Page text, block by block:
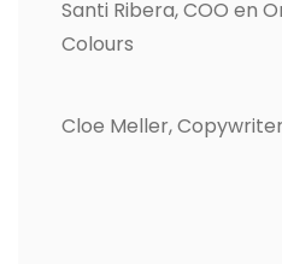
Santi Ribera, COO en
Colours
Cloe Meller,